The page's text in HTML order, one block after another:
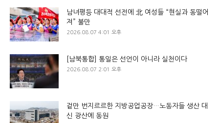
남녀평등 대대적 선전에 北 여성들 “현실과 동떨어
져” 불만
2026.08.07 4:01 오후
[남북통합] 통일은 선언이 아니라 실천이다
2026.08.07 2:01 오후
겉만 번지르르한 지방공업공장…노동자들 생산 대
신 광산에 동원